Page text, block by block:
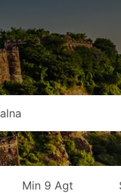
Min 9 Agt